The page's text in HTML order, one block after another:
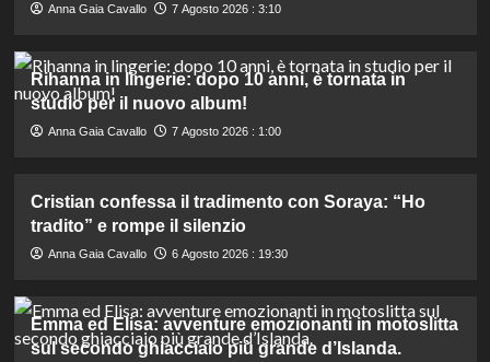
Anna Gaia Cavallo 7 Agosto 2026 : 3:10
Rihanna in lingerie: dopo 10 anni, è tornata in
studio per il nuovo album!
Anna Gaia Cavallo 7 Agosto 2026 : 1:00
Cristian confessa il tradimento con Soraya: “Ho
tradito” e rompe il silenzio
Anna Gaia Cavallo 6 Agosto 2026 : 19:30
Emma ed Elisa: avventure emozionanti in motoslitta
sul secondo ghiacciaio più grande d’Islanda.